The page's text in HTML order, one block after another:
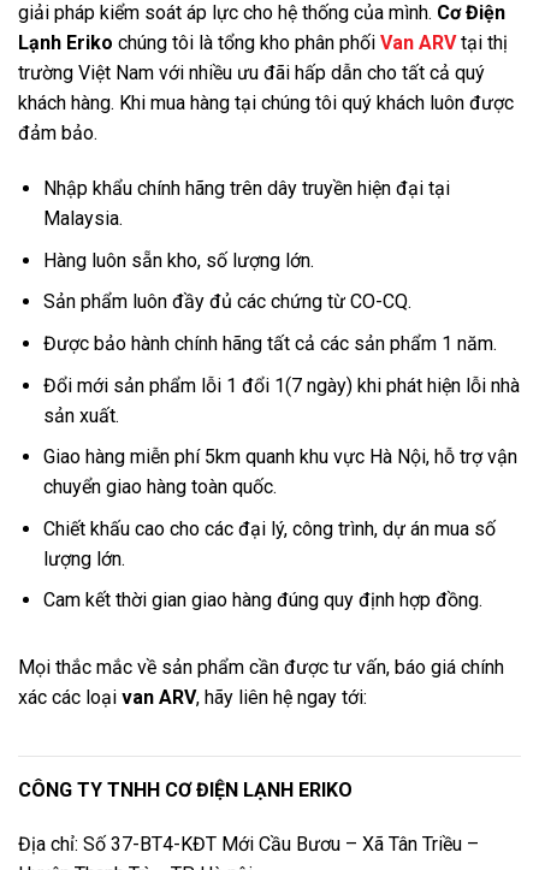
giải pháp kiểm soát áp lực cho hệ thống của mình. Cơ Điện
Lạnh Eriko chúng tôi là tổng kho phân phối Van ARV tại thị
trường Việt Nam với nhiều ưu đãi hấp dẫn cho tất cả quý
khách hàng. Khi mua hàng tại chúng tôi quý khách luôn được
đảm bảo.
Nhập khẩu chính hãng trên dây truyền hiện đại tại
Malaysia.
Hàng luôn sẵn kho, số lượng lớn.
Sản phẩm luôn đầy đủ các chứng từ CO-CQ.
Được bảo hành chính hãng tất cả các sản phẩm 1 năm.
Đổi mới sản phẩm lỗi 1 đổi 1(7 ngày) khi phát hiện lỗi nhà
sản xuất.
Giao hàng miễn phí 5km quanh khu vực Hà Nội, hỗ trợ vận
chuyển giao hàng toàn quốc.
Chiết khấu cao cho các đại lý, công trình, dự án mua số
lượng lớn.
Cam kết thời gian giao hàng đúng quy định hợp đồng.
Mọi thắc mắc về sản phẩm cần được tư vấn, báo giá chính
xác các loại van ARV, hãy liên hệ ngay tới:
CÔNG TY TNHH CƠ ĐIỆN LẠNH ERIKO
Địa chỉ: Số 37-BT4-KĐT Mới Cầu Bươu – Xã Tân Triều –